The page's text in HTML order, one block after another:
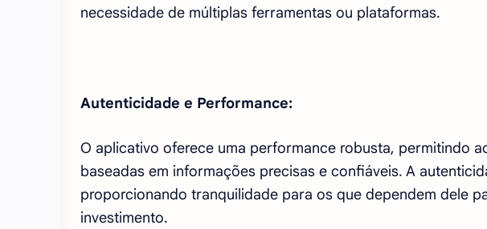
necessidade de múltiplas ferramentas ou plataformas.
Autenticidade e Performance:
O aplicativo oferece uma performance robusta, permitindo
baseadas em informações precisas e confiáveis. A
proporcionando tranquilidade para os que dependem dele
investimento.